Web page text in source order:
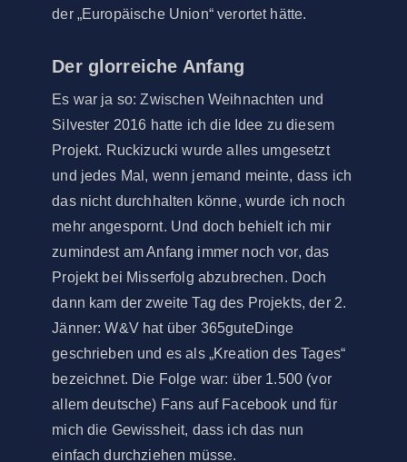
der „Europäische Union“ verortet hätte.
Der glorreiche Anfang
Es war ja so: Zwischen Weihnachten und
Silvester 2016 hatte ich die Idee zu diesem
Projekt. Ruckizucki wurde alles umgesetzt
und jedes Mal, wenn jemand meinte, dass ich
das nicht durchhalten könne, wurde ich noch
mehr angespornt. Und doch behielt ich mir
zumindest am Anfang immer noch vor, das
Projekt bei Misserfolg abzubrechen. Doch
dann kam der zweite Tag des Projekts, der 2.
Jänner: W&V hat über 365guteDinge
geschrieben und es als „Kreation des Tages“
bezeichnet. Die Folge war: über 1.500 (vor
allem deutsche) Fans auf Facebook und für
mich die Gewissheit, dass ich das nun
einfach durchziehen müsse.